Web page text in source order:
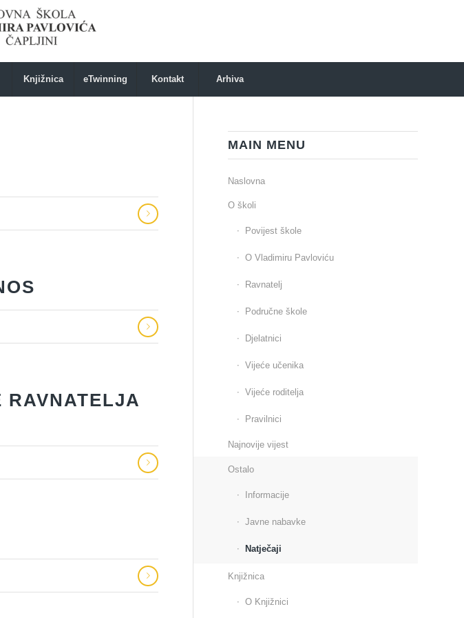
Knjižnica eTwinning Kontakt Arhiva
RAVNATELJA
MAIN MENU
Naslovna
O školi
Povijest škole
O Vladimiru Pavloviću
Ravnatelj
Područne škole
Djelatnici
Vijeće učenika
Vijeće roditelja
Pravilnici
Najnovije vijest
Ostalo
Informacije
Javne nabavke
Natječaji
Knjižnica
O Knjižnici